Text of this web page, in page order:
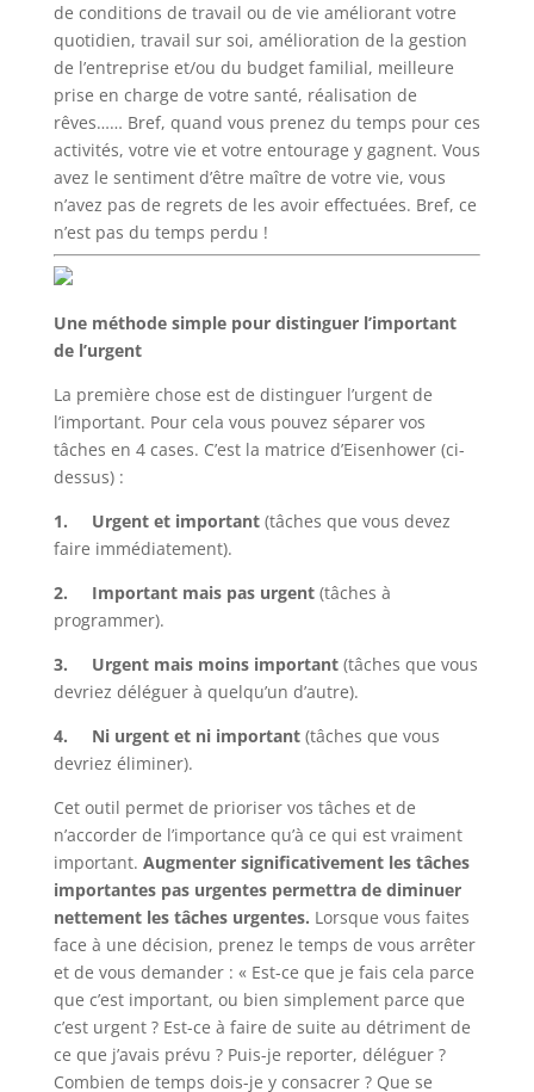
de conditions de travail ou de vie améliorant votre
quotidien, travail sur soi, amélioration de la gestion
de l’entreprise et/ou du budget familial, meilleure
prise en charge de votre santé, réalisation de
rêves…… Bref, quand vous prenez du temps pour ces
activités, votre vie et votre entourage y gagnent. Vous
avez le sentiment d’être maître de votre vie, vous
n’avez pas de regrets de les avoir effectuées. Bref, ce
n’est pas du temps perdu !
Une méthode simple pour distinguer l’important
de l’urgent
La première chose est de distinguer l’urgent de
l’important. Pour cela vous pouvez séparer vos
tâches en 4 cases. C’est la matrice d’Eisenhower (ci-
dessus) :
1. Urgent et important(tâches que vous devez
faire immédiatement).
2. Important mais pas urgent(tâches à
programmer).
3. Urgent mais moins important(tâches que vous
devriez déléguer à quelqu’un d’autre).
4. Ni urgent et ni important(tâches que vous
devriez éliminer).
Cet outil permet de prioriser vos tâches et de
n’accorder de l’importance qu’à ce qui est vraiment
important. Augmenter significativement les tâches
importantes pas urgentes permettra de diminuer
nettement les tâches urgentes. Lorsque vous faites
face à une décision, prenez le temps de vous arrêter
et de vous demander : « Est-ce que je fais cela parce
que c’est important, ou bien simplement parce que
c’est urgent ? Est-ce à faire de suite au détriment de
ce que j’avais prévu ? Puis-je reporter, déléguer ?
Combien de temps dois-je y consacrer ? Que se